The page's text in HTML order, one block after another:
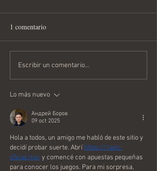
Horóscopo Semanal del 27
Julio al 2 de Agosto 2026
1 comentario
Escribir un comentario...
Lo más nuevo
Андрей Боров
09 oct 2025
Hola a todos, un amigo me habló de este sitio y
decidí probar suerte. Abrí https://1win-
oficial.mx/ y comencé con apuestas pequeñas
para conocer los juegos. Para mi sorpresa,